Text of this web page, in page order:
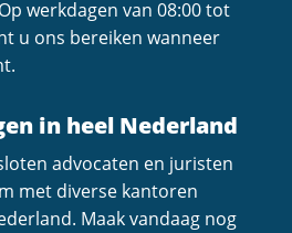
werkdagen van 08:00 tot
u ons bereiken wanneer
in heel Nederland
advocaten en juristen
met diverse kantoren
Maak vandaag nog